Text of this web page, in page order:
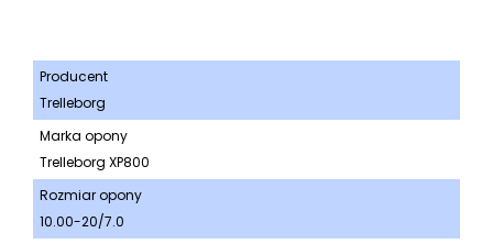
Producent
Trelleborg
Marka opony
Trelleborg XP800
Rozmiar opony
10.00-20/7.0